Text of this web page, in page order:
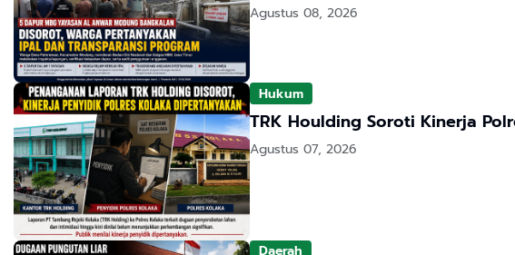
Agustus 08, 2026
Hukum
TRK Houlding Soroti Kinerja
Agustus 07, 2026
Daerah